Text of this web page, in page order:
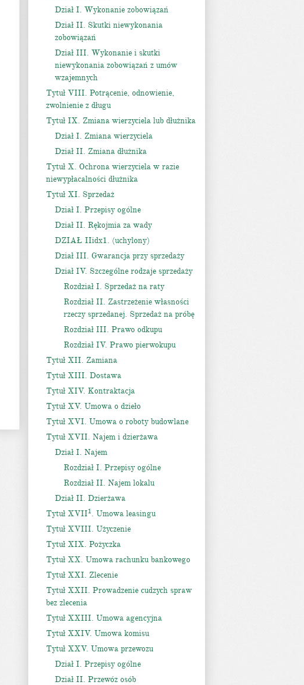
Dział I. Wykonanie zobowiązań
Dział II. Skutki niewykonania
zobowiązań
Dział III. Wykonanie i skutki
niewykonania zobowiązań z umów
wzajemnych
Tytuł VIII. Potrącenie, odnowienie,
zwolnienie z długu
Tytuł IX. Zmiana wierzyciela lub dłużnika
Dział I. Zmiana wierzyciela
Dział II. Zmiana dłużnika
Tytuł X. Ochrona wierzyciela w razie
niewypłacalności dłużnika
Tytuł XI. Sprzedaż
Dział I. Przepisy ogólne
Dział II. Rękojmia za wady
DZIAŁ IIidx1. (uchylony)
Dział III. Gwarancja przy sprzedaży
Dział IV. Szczególne rodzaje sprzedaży
Rozdział I. Sprzedaż na raty
Rozdział II. Zastrzeżenie własności
rzeczy sprzedanej. Sprzedaż na próbę
Rozdział III. Prawo odkupu
Rozdział IV. Prawo pierwokupu
Tytuł XII. Zamiana
Tytuł XIII. Dostawa
Tytuł XIV. Kontraktacja
Tytuł XV. Umowa o dzieło
Tytuł XVI. Umowa o roboty budowlane
Tytuł XVII. Najem i dzierżawa
Dział I. Najem
Rozdział I. Przepisy ogólne
Rozdział II. Najem lokalu
Dział II. Dzierżawa
Tytuł XVII1. Umowa leasingu
Tytuł XVIII. Użyczenie
Tytuł XIX. Pożyczka
Tytuł XX. Umowa rachunku bankowego
Tytuł XXI. Zlecenie
Tytuł XXII. Prowadzenie cudzych spraw
bez zlecenia
Tytuł XXIII. Umowa agencyjna
Tytuł XXIV. Umowa komisu
Tytuł XXV. Umowa przewozu
Dział I. Przepisy ogólne
Dział II. Przewóz osób